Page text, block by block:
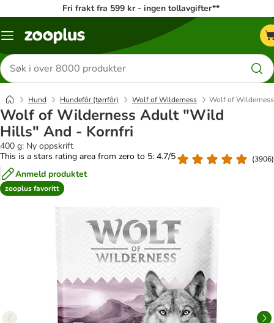
Fri frakt fra 599 kr - ingen tollavgifter**
Katalogmeny
Søk
etter
produkter
Hund Hundefôr (tørrfôr) Wolf of Wilderness Wolf of
Wolf of Wilderness Adult "Wild
Hills" And - Kornfri
400 g: Ny oppskrift
This is a stars rating area from zero to 5: 4.7/5
(3906)
Anmeld produktet
zooplus favoritt